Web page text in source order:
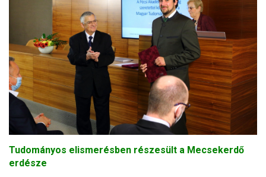
Tudományos elismerésben részesült a Mecsekerdő
erdésze